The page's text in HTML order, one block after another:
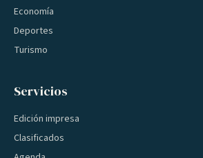
Economía
Deportes
Turismo
Servicios
Edición impresa
Clasificados